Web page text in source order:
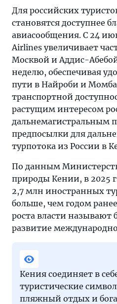
Для российских
становятся доступнее
авиасообщения. С 24
Airlines увеличивает
Москвой и Аддис-
неделю, обеспечивая
пути в Найроби и
транспортной
растущим интересом
дальнемагистральным
предпосылки для
турпотока из России в
По данным
природы Кении, в 2025
2,7 млн иностранных
больше, чем годом
роста власти
развитие
Кения соединяет в
туристические
пляжный отдых и